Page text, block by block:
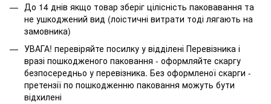
До 14 днів якщо товар зберіг цілісність паковавання та
не ушкоджений вид (лоістичні витрати тоді лягають на
замовника)
УВАГА! перевіряйте посилку у відділені Перевізника і
вразі пошкодженого паковання - оформляйте скаргу
безпосередньо у перевізника. Без оформленої скарги -
претензії по пошкодженню паковання можуть бути
відхилені